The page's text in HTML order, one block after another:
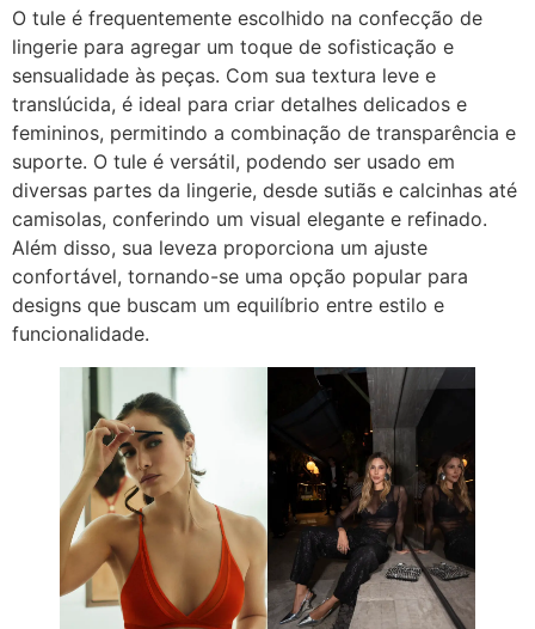
O tule é frequentemente escolhido na confecção de
lingerie para agregar um toque de sofisticação e
sensualidade às peças. Com sua textura leve e
translúcida, é ideal para criar detalhes delicados e
femininos, permitindo a combinação de transparência e
suporte. O tule é versátil, podendo ser usado em
diversas partes da lingerie, desde sutiãs e calcinhas até
camisolas, conferindo um visual elegante e refinado.
Além disso, sua leveza proporciona um ajuste
confortável, tornando-se uma opção popular para
designs que buscam um equilíbrio entre estilo e
funcionalidade.